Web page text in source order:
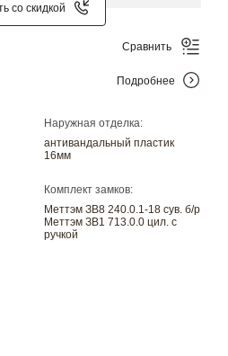
со скидкой
Наружная отделка:
антивандальный пластик
16мм
Комплект замков:
Меттэм ЗВ8 240.0.1-18 сув. б/р
Меттэм ЗВ1 713.0.0 цил. с
ручкой
Сравнить
Подробнее